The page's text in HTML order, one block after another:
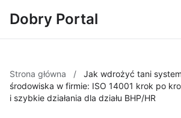
Dobry Portal
Strona główna /
Jak wdrożyć tani
środowiska w firmie: ISO 14001 krok po
i szybkie działania dla działu BHP/HR